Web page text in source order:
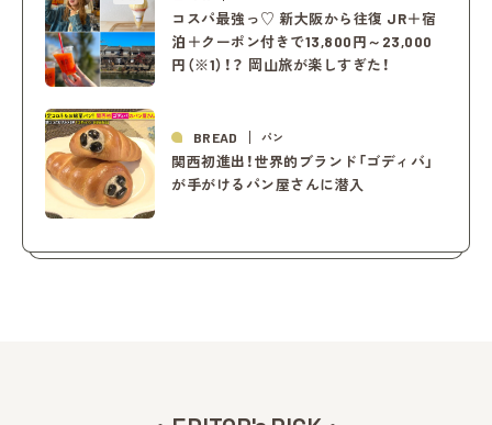
コスパ最強っ♡ 新大阪から往復 JR＋宿
泊＋クーポン付きで13,800円～23,000
円（※1）！？ 岡山旅が楽しすぎた！
BREAD パン
関西初進出！世界的ブランド「ゴディバ」
が手がけるパン屋さんに潜入